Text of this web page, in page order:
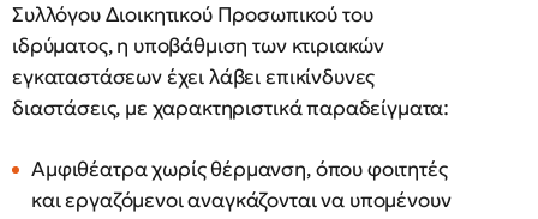
Συλλόγου Διοικητικού Προσωπικού του
ιδρύματος, η υποβάθμιση των κτιριακών
εγκαταστάσεων έχει λάβει επικίνδυνες
διαστάσεις, με χαρακτηριστικά παραδείγματα:
Αμφιθέατρα χωρίς θέρμανση, όπου φοιτητές
και εργαζόμενοι αναγκάζονται να υπομένουν